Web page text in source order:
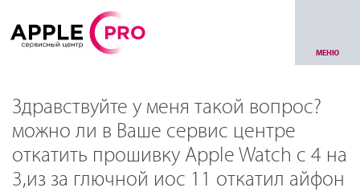
МЕНЮ
Здравствуйте у меня такой вопрос?
можно ли в Ваше сервис центре
откатить прошивку Apple Watch с 4 на
3,из за глючной иос 11 откатил айфон